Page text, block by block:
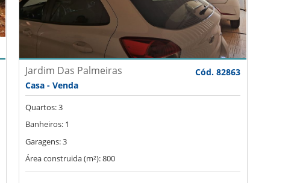
Jardim Das Palmeiras
Cód. 82863
Casa - Venda
Quartos: 3
Banheiros: 1
Garagens: 3
Área construida (m²): 800